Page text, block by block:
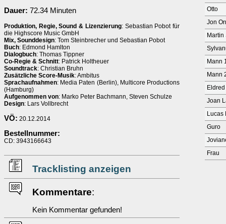
Dauer: 72.34 Minuten
Produktion, Regie, Sound & Lizenzierung: Sebastian Pobot für
die Highscore Music GmbH
Mix, Sounddesign: Tom Steinbrecher und Sebastian Pobot
Buch: Edmond Hamlton
Dialogbuch: Thomas Tippner
Co-Regie & Schnitt: Patrick Holtheuer
Soundtrack: Christian Bruhn
Zusätzliche Score-Musik: Ambitus
Sprachaufnahmen: Media Paten (Berlin), Multicore Productions
(Hamburg)
Aufgenommen von: Marko Peter Bachmann, Steven Schulze
Design: Lars Vollbrecht
VÖ: 20.12.2014
Bestellnummer:
CD: 3943166643
Tracklisting anzeigen
Kommentare:
Kein Kommentar gefunden!
Otto
Jon
Martin
Mann
Mann
Joan
Lucas
Guro
Frau